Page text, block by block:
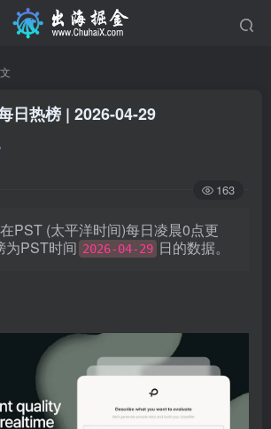
日热榜 | 2026-04-29
163
PST (太平洋时间)每日凌晨0点更
为PST时间 2026-04-29 日的数据。